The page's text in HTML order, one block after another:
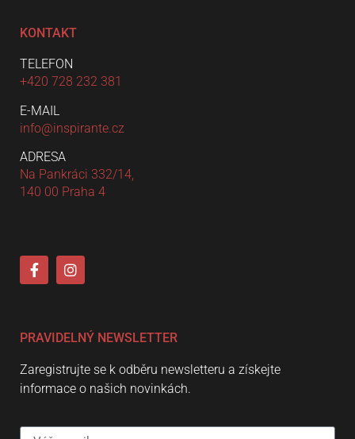
KONTAKT
TELEFON
+420 728 232 381
E-MAIL
info@inspirante.cz
ADRESA
Na Pankráci 332/14,
140 00 Praha 4
PRAVIDELNÝ NEWSLETTER
Zaregistrujte se k odběru newsletteru a získejte
informace o našich novinkách.